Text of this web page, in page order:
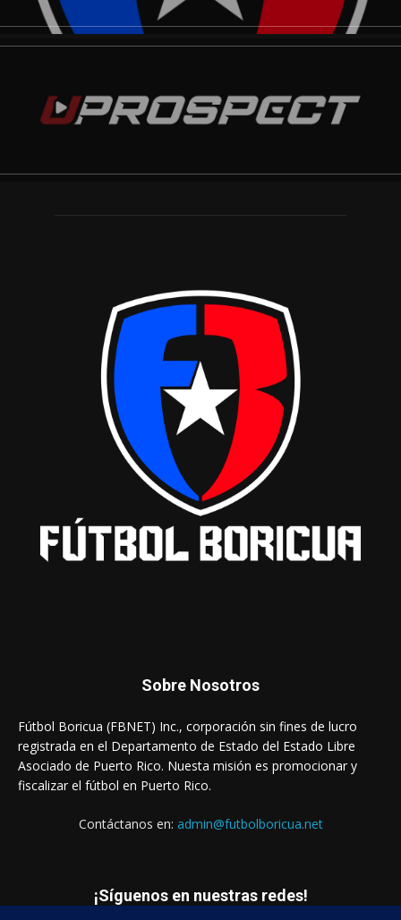
Sobre Nosotros
Fútbol Boricua (FBNET) Inc., corporación sin fines de lucro
registrada en el Departamento de Estado del Estado Libre
Asociado de Puerto Rico. Nuesta misión es promocionar y
fiscalizar el fútbol en Puerto Rico.
Contáctanos en: admin@futbolboricua.net
¡Síguenos en nuestras redes!